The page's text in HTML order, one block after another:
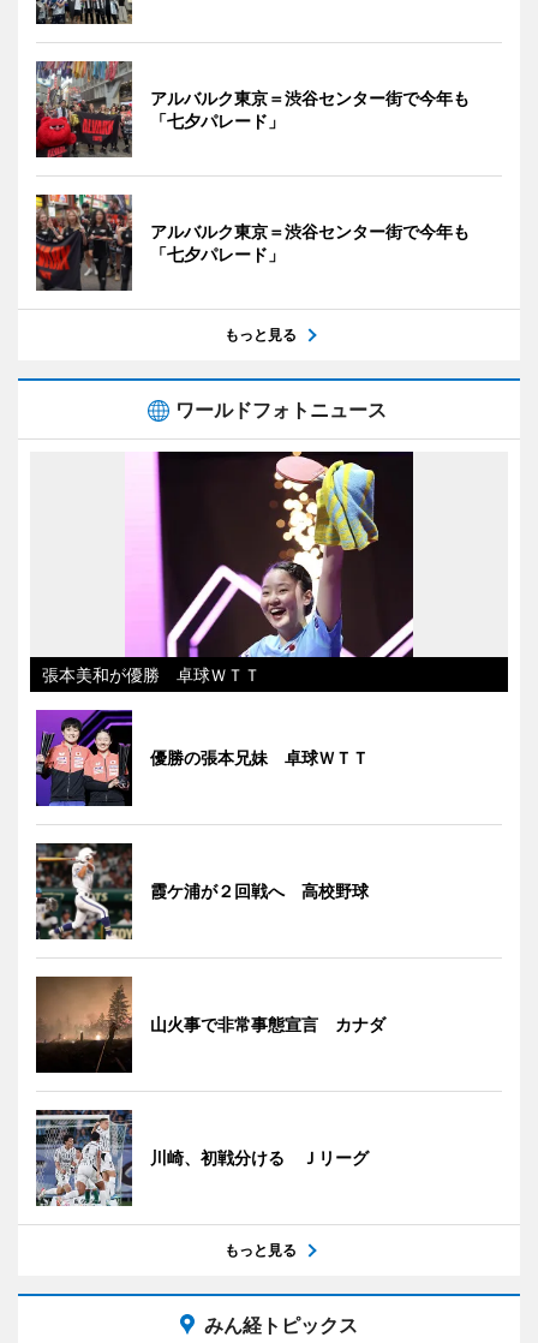
アルバルク東京＝渋谷センター街で今年も
「七夕パレード」
アルバルク東京＝渋谷センター街で今年も
「七夕パレード」
もっと見る
ワールドフォトニュース
張本美和が優勝 卓球ＷＴＴ
優勝の張本兄妹 卓球ＷＴＴ
霞ケ浦が２回戦へ 高校野球
山火事で非常事態宣言 カナダ
川崎、初戦分ける Ｊリーグ
もっと見る
みん経トピックス